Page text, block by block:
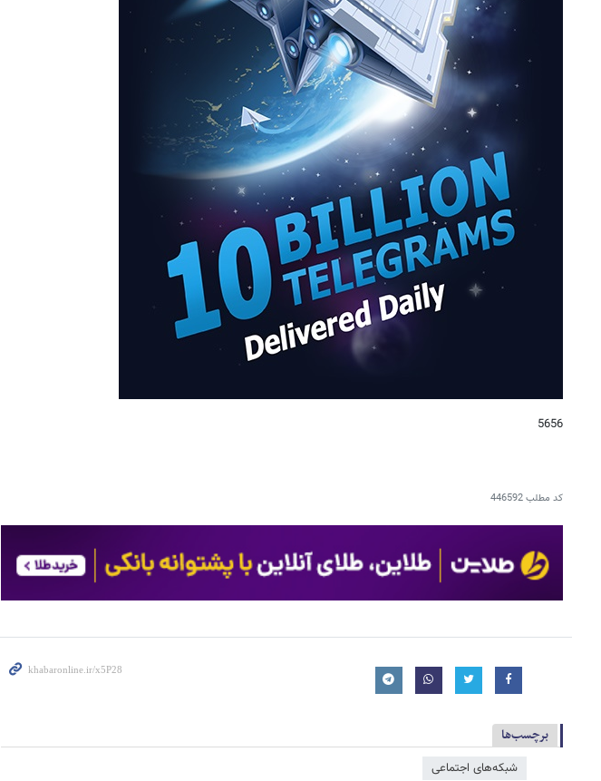
5656
کد مطلب446592
برچسب‌ها
شبکه‌‌های اجتماعی